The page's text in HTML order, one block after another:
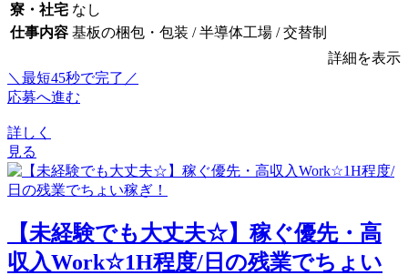
寮・社宅 なし
仕事内容 基板の梱包・包装 / 半導体工場 / 交替制
詳細を表示
＼最短45秒で完了／
応募へ進む
詳しく
見る
【未経験でも大丈夫☆】稼ぐ優先・高
収入Work☆1H程度/日の残業でちょい